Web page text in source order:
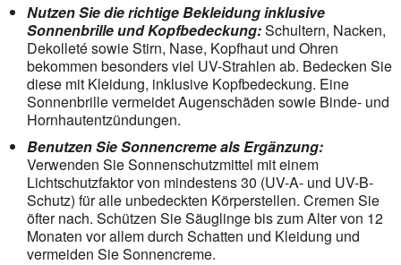
Nutzen Sie die richtige Bekleidung inklusive
Sonnenbrille und Kopfbedeckung:Schultern, Nacken,
Dekolleté sowie Stirn, Nase, Kopfhaut und Ohren
bekommen besonders viel UV-Strahlen ab. Bedecken Sie
diese mit Kleidung, inklusive Kopfbedeckung. Eine
Sonnenbrille vermeidet Augenschäden sowie Binde- und
Hornhautentzündungen.
Benutzen Sie Sonnencreme als Ergänzung:
Verwenden Sie Sonnenschutzmittel mit einem
Lichtschutzfaktor von mindestens 30 (UV-A- und UV-B-
Schutz) für alle unbedeckten Körperstellen. Cremen Sie
öfter nach. Schützen Sie Säuglinge bis zum Alter von 12
Monaten vor allem durch Schatten und Kleidung und
vermeiden Sie Sonnencreme.